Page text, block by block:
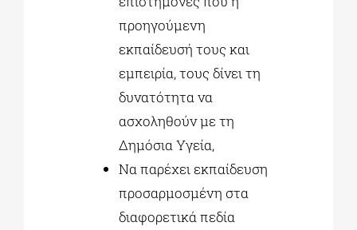
προηγούμενη
εκπαίδευσή τους και
εμπειρία, τους δίνει τη
δυνατότητα να
ασχοληθούν με τη
Δημόσια Υγεία,
Να παρέχει εκπαίδευση
προσαρμοσμένη στα
διαφορετικά πεδία